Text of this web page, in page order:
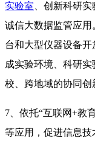
实验室 、创新科研
诚信大数据监管应
台和大型仪器设备
成实验环境、科研
校、跨地域的协同创
7、依托“互联网+教
等应用，促进信息技